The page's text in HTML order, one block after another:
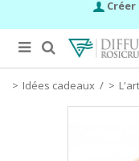
Idées cadeaux /